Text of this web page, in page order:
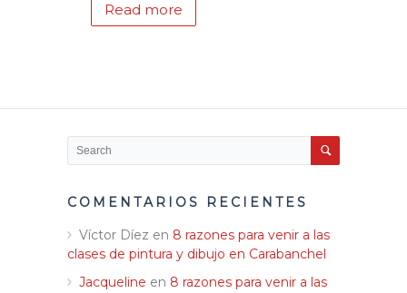
Read more
COMENTARIOS RECIENTES
Víctor Díez en 8 razones para venir a las
clases de pintura y dibujo en Carabanchel
Jacqueline en 8 razones para venir a las